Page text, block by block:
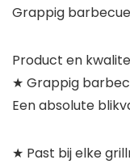
Grappig
Product en
★ Grappig
Een absolute
★ Past bij elke